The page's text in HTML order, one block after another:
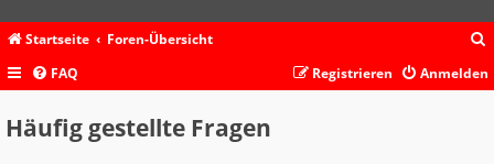
Startseite Foren-Übersicht
c
FAQ Anmelden
Registrieren
Häufig gestellte Fragen